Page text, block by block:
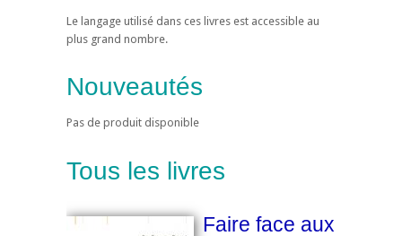
Le langage utilisé dans ces livres est accessible au
plus grand nombre.
Nouveautés
Pas de produit disponible
Tous les livres
Faire face aux